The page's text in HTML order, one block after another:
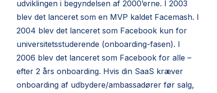
udviklingen i begyndelsen af 2000’erne. I 2003
blev det lanceret som en MVP kaldet Facemash. I
2004 blev det lanceret som Facebook kun for
universitetsstuderende (onboarding-fasen). I
2006 blev det lanceret som Facebook for alle –
efter 2 års onboarding. Hvis din SaaS kræver
onboarding af udbydere/ambassadører før salg,